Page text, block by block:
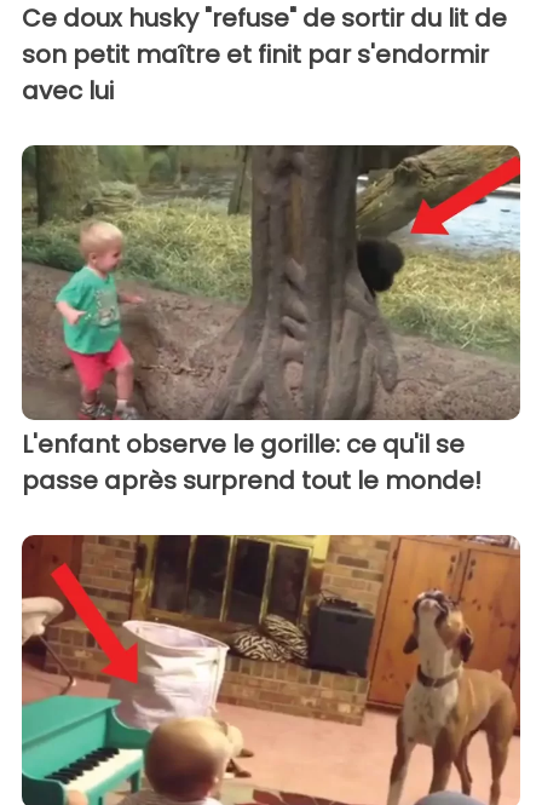
Ce doux husky "refuse" de sortir du lit de
son petit maître et finit par s'endormir
avec lui
L'enfant observe le gorille: ce qu'il se
passe après surprend tout le monde!